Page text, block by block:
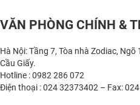
VĂN PHÒNG CHÍNH &
Hà Nội: Tầng 7, Tòa nhà Zodiac, Ngõ
Cầu Giấy.
Hotline : 0982 286 072
Điện thoại : 024 32373402 – Fax: